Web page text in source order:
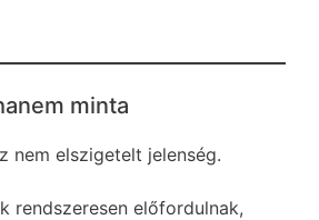
minta
nem elszigetelt jelenség.
rendszeresen előfordulnak,